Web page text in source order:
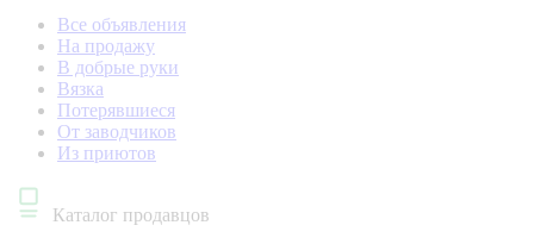
Все объявления
На продажу
В добрые руки
Вязка
Потерявшиеся
От заводчиков
Из приютов
Каталог продавцов